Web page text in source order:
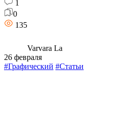
1
0
135
Varvara La
26 февраля
#Графический #Статьи